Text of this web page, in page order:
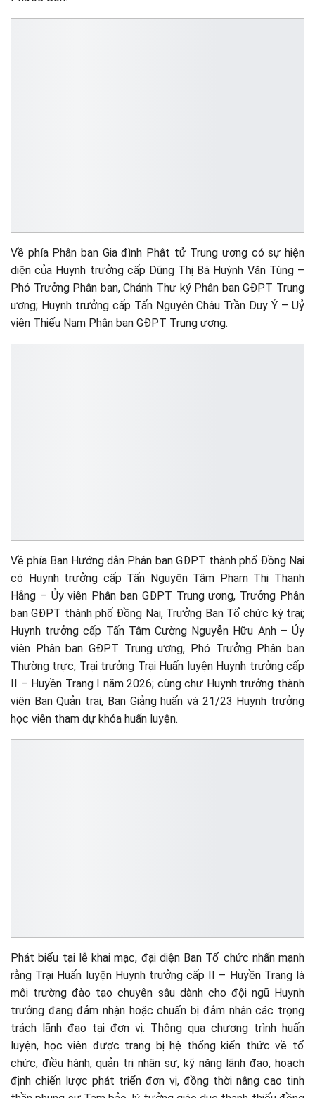
Về phía Phân ban Gia đình Phật tử Trung ương có sự hiện
diện của Huynh trưởng cấp Dũng Thị Bá Huỳnh Văn Tùng –
Phó Trưởng Phân ban, Chánh Thư ký Phân ban GĐPT Trung
ương; Huynh trưởng cấp Tấn Nguyên Châu Trần Duy Ý – Uỷ
viên Thiếu Nam Phân ban GĐPT Trung ương.
Về phía Ban Hướng dẫn Phân ban GĐPT thành phố Đồng Nai
có Huynh trưởng cấp Tấn Nguyên Tâm Phạm Thị Thanh
Hằng – Ủy viên Phân ban GĐPT Trung ương, Trưởng Phân
ban GĐPT thành phố Đồng Nai, Trưởng Ban Tổ chức kỳ trại;
Huynh trưởng cấp Tấn Tâm Cường Nguyễn Hữu Anh – Ủy
viên Phân ban GĐPT Trung ương, Phó Trưởng Phân ban
Thường trực, Trại trưởng Trại Huấn luyện Huynh trưởng cấp
II – Huyền Trang I năm 2026; cùng chư Huynh trưởng thành
viên Ban Quản trại, Ban Giảng huấn và 21/23 Huynh trưởng
học viên tham dự khóa huấn luyện.
Phát biểu tại lễ khai mạc, đại diện Ban Tổ chức nhấn mạnh
rằng Trại Huấn luyện Huynh trưởng cấp II – Huyền Trang là
môi trường đào tạo chuyên sâu dành cho đội ngũ Huynh
trưởng đang đảm nhận hoặc chuẩn bị đảm nhận các trọng
trách lãnh đạo tại đơn vị. Thông qua chương trình huấn
luyện, học viên được trang bị hệ thống kiến thức về tổ
chức, điều hành, quản trị nhân sự, kỹ năng lãnh đạo, hoạch
định chiến lược phát triển đơn vị, đồng thời nâng cao tinh